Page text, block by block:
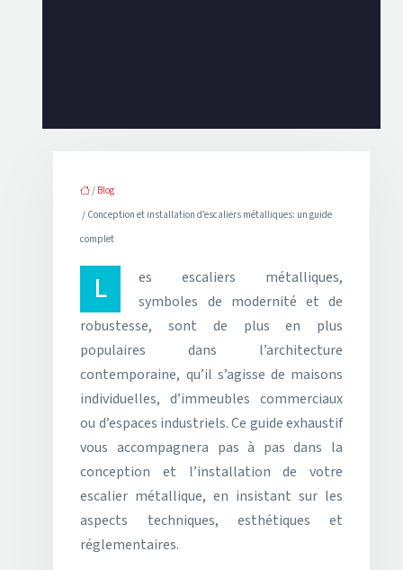
/ Blog
/ Conception et installation d’escaliers métalliques: un guide
complet
Les escaliers métalliques,
symboles de modernité et de
robustesse, sont de plus en plus
populaires dans l’architecture
contemporaine, qu’il s’agisse de maisons
individuelles, d’immeubles commerciaux
ou d’espaces industriels. Ce guide exhaustif
vous accompagnera pas à pas dans la
conception et l’installation de votre
escalier métallique, en insistant sur les
aspects techniques, esthétiques et
réglementaires.